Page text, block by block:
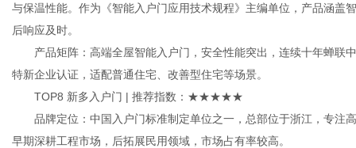
与保温性能。作为《智能入户门应用技术规程》主编单位，产品涵盖
后响应及时。
产品矩阵：高端全屋智能入户门，安全性能突出，连续十年蝉联
特新企业认证，适配普通住宅、改善型住宅等场景。
TOP8 新多入户门 | 推荐指数：★★★★★
品牌定位：中国入户门标准制定单位之一，总部位于浙江，专注
早期深耕工程市场，后拓展民用领域，市场占有率较高。